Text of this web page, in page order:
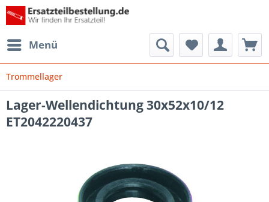
Menü
Trommellager
Lager-Wellendichtung 30x52x10/12
ET2042220437